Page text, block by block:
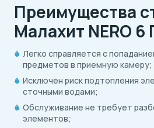
Преимущества
Малахит NERO 6
Легко справляется с
предметов в приемную камеру;
Исключен риск подтопления
сточными водами;
Обслуживание не требует
элементов;